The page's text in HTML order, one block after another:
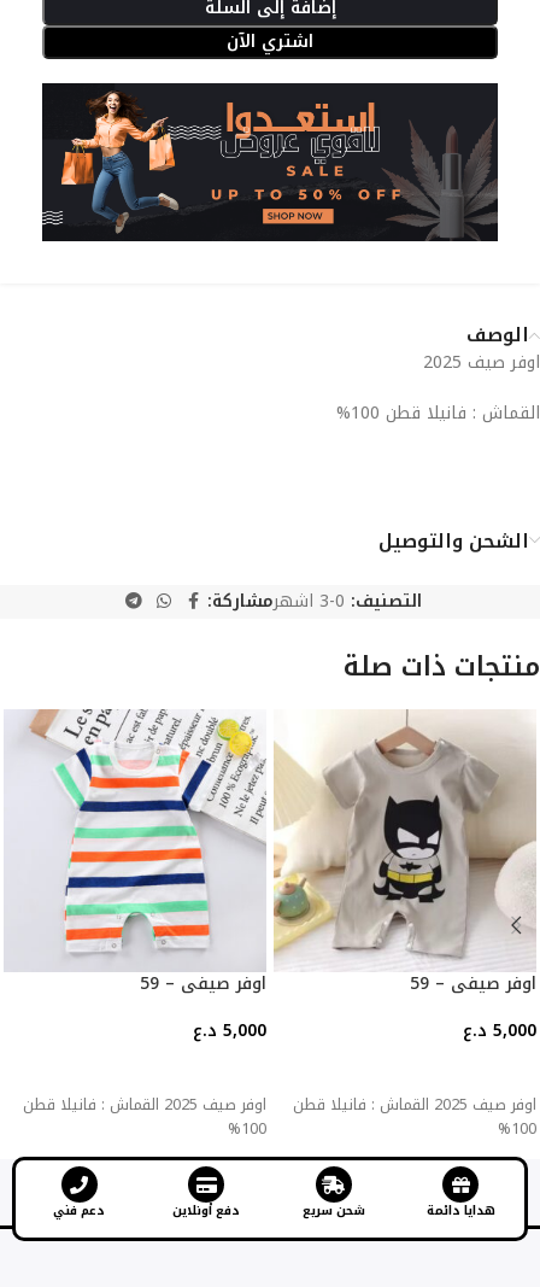
إضافة إلى السلة
اشتري الآن
الوصف
اوفر صيف 2025
القماش : فانيلا قطن 100%
الشحن والتوصيل
التصنيف: 0-3 اشهر مشاركة:
منتجات ذات صلة
اوفر صيفي – 59
5,000 د.ع
اوفر صيف 2025 القماش : فانيلا قطن
100%
اوفر صيفي – 59
5,000 د.ع
اوفر صيف 2025 القماش : فانيلا قطن
100%
هدايا دائمة شحن سريع دفع أونلاين دعم فني